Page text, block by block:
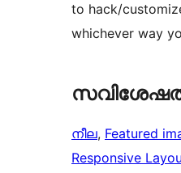
to hack/
whichever way
നീല, Featured
Responsive